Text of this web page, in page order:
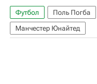
Футбол Поль Погба
Манчестер Юнайтед